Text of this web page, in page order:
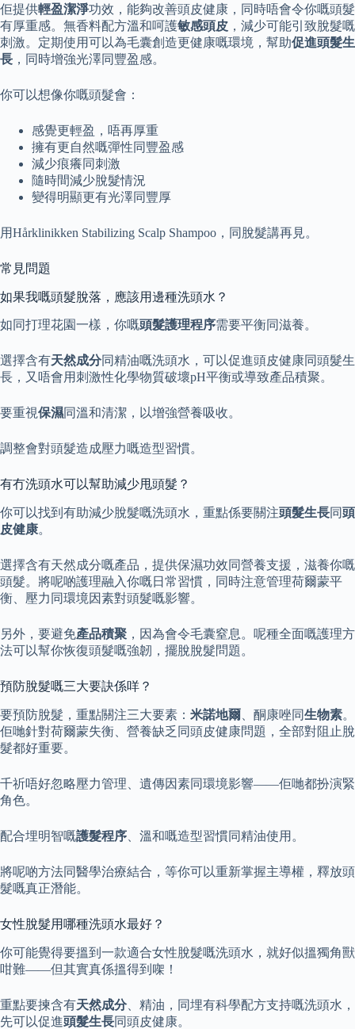
佢提供輕盈潔淨功效，能夠改善頭皮健康，同時唔會令你嘅頭髮
有厚重感。無香料配方溫和呵護敏感頭皮 ，減少可能引致脫髮嘅
刺激。定期使用可以為毛囊創造更健康嘅環境，幫助促進頭髮生
長 ，同時增強光澤同豐盈感。
你可以想像你嘅頭髮會：
感覺更輕盈，唔再厚重
擁有更自然嘅彈性同豐盈感
減少痕癢同刺激
隨時間減少脫髮情況
變得明顯更有光澤同豐厚
用Hårklinikken Stabilizing Scalp Shampoo，同脫髮講再見。
常見問題
如果我嘅頭髮脫落，應該用邊種洗頭水？
如同打理花園一樣，你嘅頭髮護理程序需要平衡同滋養。
選擇含有天然成分同精油嘅洗頭水，可以促進頭皮健康同頭髮生
長，又唔會用刺激性化學物質破壞pH平衡或導致產品積聚。
要重視保濕同溫和清潔，以增強營養吸收。
調整會對頭髮造成壓力嘅造型習慣。
有冇洗頭水可以幫助減少甩頭髮？
你可以找到有助減少脫髮嘅洗頭水，重點係要關注頭髮生長同頭
皮健康。
選擇含有天然成分嘅產品，提供保濕功效同營養支援，滋養你嘅
頭髮。將呢啲護理融入你嘅日常習慣，同時注意管理荷爾蒙平
衡、壓力同環境因素對頭髮嘅影響。
另外，要避免產品積聚 ，因為會令毛囊窒息。呢種全面嘅護理方
法可以幫你恢復頭髮嘅強韌，擺脫脫髮問題。
預防脫髮嘅三大要訣係咩？
要預防脫髮，重點關注三大要素： 米諾地爾 、酮康唑同生物素。
佢哋針對荷爾蒙失衡、營養缺乏同頭皮健康問題，全部對阻止脫
髮都好重要。
千祈唔好忽略壓力管理、遺傳因素同環境影響——佢哋都扮演緊
角色。
配合埋明智嘅護髮程序 、溫和嘅造型習慣同精油使用。
將呢啲方法同醫學治療結合，等你可以重新掌握主導權，釋放頭
髮嘅真正潛能。
女性脫髮用哪種洗頭水最好？
你可能覺得要搵到一款適合女性脫髮嘅洗頭水，就好似搵獨角獸
咁難——但其實真係搵得到㗎！
重點要揀含有天然成分、精油，同埋有科學配方支持嘅洗頭水，
先可以促進頭髮生長同頭皮健康。